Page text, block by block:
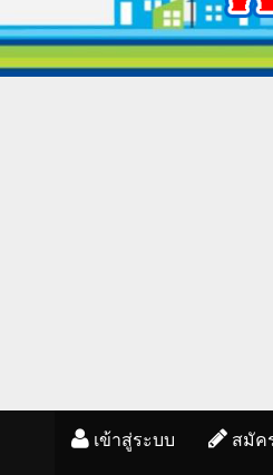
เข้าสู่ระบบ สมัค